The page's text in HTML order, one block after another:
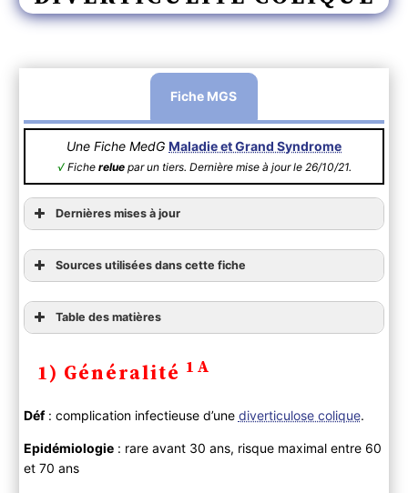
Fiche MGS
Une Fiche MedG Maladie et Grand Syndrome
√Fiche reluepar un tiers. Dernière mise à jour le 26/10/21.
Dernières mises à jour
Sources utilisées dans cette fiche
Table des matières
2) Diagnostic
B ) Paraclinique
C ) Diagnostic différentiel
3) Evolution
1) Généralité 1A
Déf: complication infectieuse d’une diverticulose colique.
Epidémiologie: rare avant 30 ans, risque maximal entre 60
et 70 ans